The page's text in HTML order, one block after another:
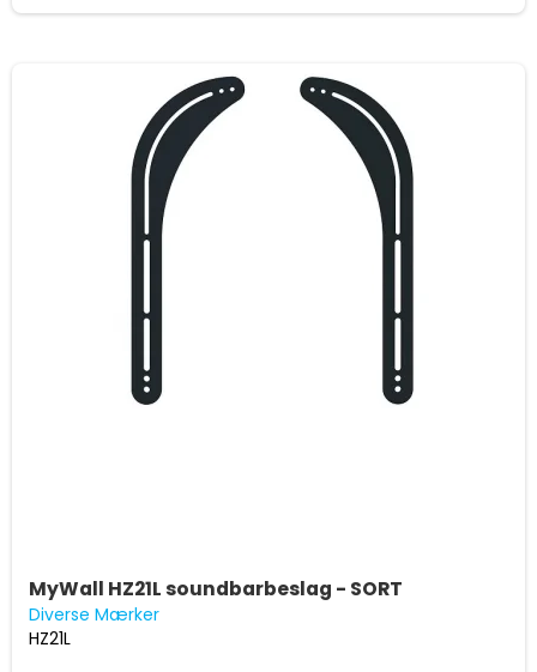
MyWall HZ21L soundbarbeslag - SORT
Diverse Mærker
HZ21L